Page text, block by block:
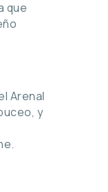
que
Arenal
y